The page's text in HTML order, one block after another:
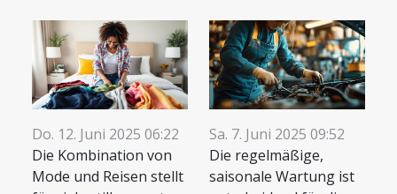
Do. 12. Juni 2025 06:22
Die Kombination von
Mode und Reisen stellt
Sa. 7. Juni 2025 09:52
Die regelmäßige,
saisonale Wartung ist